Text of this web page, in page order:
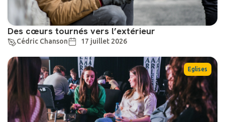
Des cœurs tournés vers l’extérieur
Cédric Chanson 17 juillet 2026
Eglises